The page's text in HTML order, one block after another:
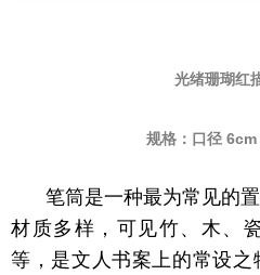
光绪珊瑚红
规格：口径
笔筒是一种最为常见的
材质多样，可见竹、木、
等，是文人书案上的常设